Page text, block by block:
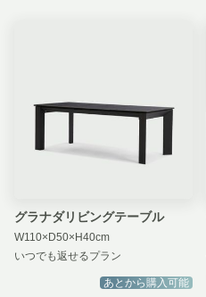
グラナダリビングテーブル
W110×D50×H40cm
いつでも返せるプラン
あとから購入可能